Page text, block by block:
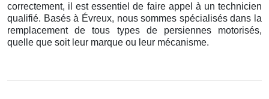
correctement, il est essentiel de faire appel à un technicien
qualifié. Basés à Évreux, nous sommes spécialisés dans la
remplacement de tous types de persiennes motorisés,
quelle que soit leur marque ou leur mécanisme.